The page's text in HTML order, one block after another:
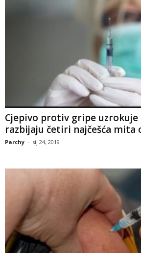
Cjepivo protiv gripe uzrokuje
razbijaju četiri najčešća mita
Parchy - sij 24, 2019